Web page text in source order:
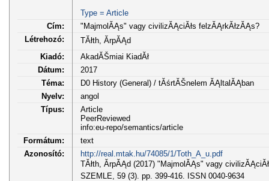
Type = Article
Cím:
"MajmolĂĄs" vagy civilizĂĄciĂłs felzĂĄrkĂłzĂĄs?
Létrehozó:
TĂłth, ĂrpĂĄd
Kiadó:
AkadĂŠmiai KiadĂł
Dátum:
2017
Téma:
D0 History (General) / tĂśrtĂŠnelem ĂĄltalĂĄban
Nyelv:
angol
Típus:
Article
PeerReviewed
info:eu-repo/semantics/article
Formátum:
text
Azonosító:
http://real.mtak.hu/74085/1/Toth_A_u.pdf
TĂłth, ĂrpĂĄd (2017) "MajmolĂĄs" vagy
SZEMLE, 59 (3). pp. 399-416. ISSN 0040-9634